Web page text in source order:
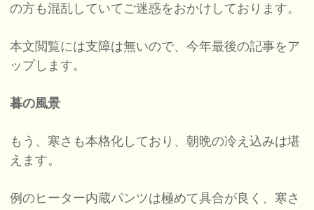
の方も混乱していてご迷惑をおかけしております。
本文閲覧には支障は無いので、今年最後の記事をア
ップします。
暮の風景
もう、寒さも本格化しており、朝晩の冷え込みは堪
えます。
例のヒーター内蔵パンツは極めて具合が良く、寒さ